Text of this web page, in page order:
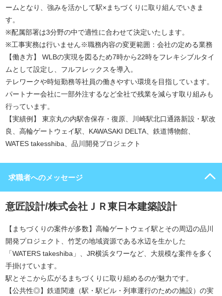
ームとなり、強みを活かして駅×まちづくりに取り組んでいきま
す。
※配属部署は3分野の中で適性に合わせて決定いたします。
※工事実務は行いません※職務内容の変更範囲：会社の定める業務
【働き方】 WLBの実現を図るため7時から22時をフレキシブルタイ
ムとして設定し、フルフレックスを導入。
テレワークや時短勤務等社員の働きやすい環境を目指しています。
パートナー会社に一部外注するなど全社で残業を減らす取り組みも
行っています。
【実績例】 東京丸の内駅舎保存・復原、川崎駅北口通路新設・駅改
良、高輪ゲートウェイ駅、KAWASAKI DELTA、鉄道博物館、
WATES takesshiba、品川開発プロジェクト
求職者へのメッセージ
意匠設計/株式会社ＪＲ東日本建築設計
【まちづくりの案件が多数】高輪ゲートウェイ駅とその周辺の品川
開発プロジェクト、竹芝の地域資源である水辺を生かした
「WATERS takeshiba」、JR横浜タワーなど、大規模な案件を多く
手掛けています。
駅とそこから広がるまちづくりに取り組めるのが魅力です。
【公共性◎】鉄道関連（駅・駅ビル・列車運行のための施設）の実